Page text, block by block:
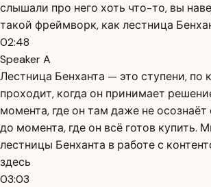
слышали про него хоть что-то, вы
такой фреймворк, как лестница
02:48
Speaker A
Лестница Бенханта — это ступени, по
проходит, когда он принимает
момента, где он там даже не
до момента, где он всё готов купить.
лестницы Бенханта в работе с
здесь
03:03